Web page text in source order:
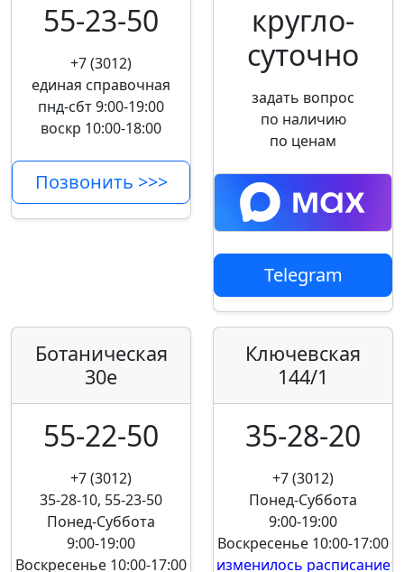
55-23-50
+7 (3012)
единая справочная
пнд-сбт 9:00-19:00
воскр 10:00-18:00
Позвонить >>>
кругло­
суточно
задать вопрос
по наличию
по ценам
Telegram
Ботаническая
30е
55-22-50
+7 (3012)
35-28-10, 55-23-50
Понед-Суббота
9:00-19:00
Воскресенье 10:00-17:00
Ключевская
144/1
35-28-20
+7 (3012)
Понед-Суббота
9:00-19:00
Воскресенье 10:00-17:00
изменилось расписание